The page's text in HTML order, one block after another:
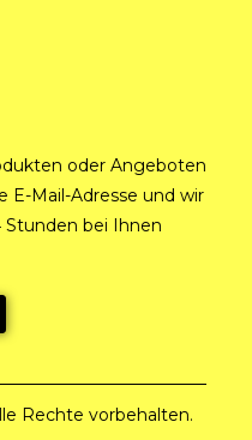
oder Angeboten
E-Mail-Adresse und wir
Stunden bei Ihnen
Rechte vorbehalten.